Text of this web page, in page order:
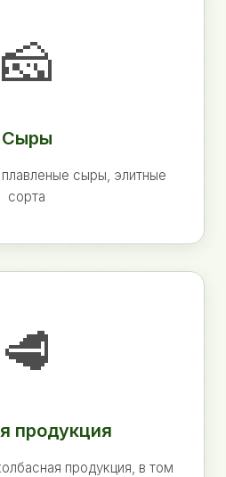
🧀
Сыры
сыры, элитные
сорта
🥩
продукция
продукция, в том